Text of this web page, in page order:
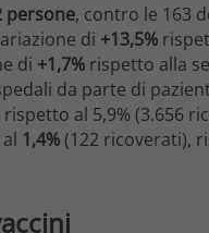
persone, contro le 163
di +13,5%
di +1,7% rispetto alla
da parte di
al 5,9% (3.656
1,4%(122 ricoverati),